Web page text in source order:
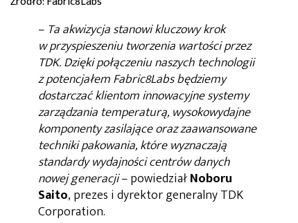
– Ta akwizycja stanowi kluczowy krok
w przyspieszeniu tworzenia wartości przez
TDK. Dzięki połączeniu naszych technologii
z potencjałem Fabric8Labs będziemy
dostarczać klientom innowacyjne systemy
zarządzania temperaturą, wysokowydajne
komponenty zasilające oraz zaawansowane
techniki pakowania, które wyznaczają
standardy wydajności centrów danych
nowej generacji– powiedziałNoboru
Saito, prezes i dyrektor generalny TDK
Corporation.